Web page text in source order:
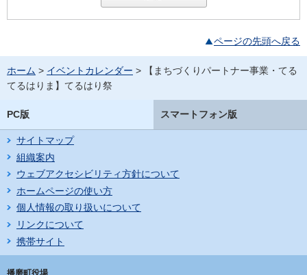
ページの先頭へ戻る
ホーム > イベントカレンダー > 【まちづくりパートナー事業・てる
てるはりま】てるはり祭
PC版 スマートフォン版
サイトマップ
組織案内
ウェブアクセシビリティ方針について
ホームページの使い方
個人情報の取り扱いについて
リンクについて
携帯サイト